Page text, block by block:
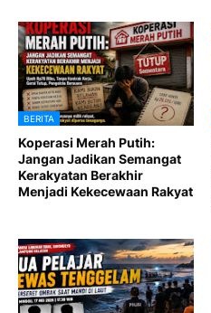
BERITA
Koperasi Merah Putih:
Jangan Jadikan Semangat
Kerakyatan Berakhir
Menjadi Kekecewaan Rakyat